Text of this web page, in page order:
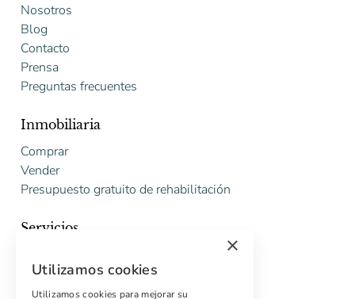
Nosotros
Blog
Contacto
Prensa
Preguntas frecuentes
Inmobiliaria
Comprar
Vender
Presupuesto gratuito de rehabilitación
Servicios
Compradores internacionales
Propiedades off-market
×
Utilizamos cookies
Utilizamos cookies para mejorar su